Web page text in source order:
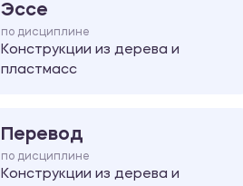
Эссе
по дисциплине
Конструкции из дерева и
пластмасс
Перевод
по дисциплине
Конструкции из дерева и